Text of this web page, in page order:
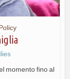
momento fino al